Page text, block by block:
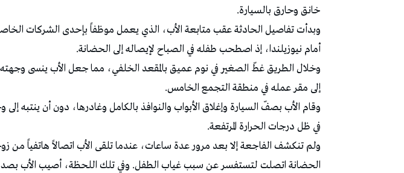
خانق وحارق بالسيارة.
وبدأت تفاصيل الحادثة عقب متابعة الأب، الذي يعمل موظفاً بإحدى الشركات الخاصة،
أمام نيوزيلندا، إذ اصطحب طفله في الصباح لإيصاله إلى الحضانة.
وخلال الطريق غطّ الصغير في نوم عميق بالمقعد الخلفي، مما جعل الأب ينسى وجهته
إلى مقر عمله في منطقة التجمع الخامس.
وقام الأب بصفّ السيارة وإغلاق الأبواب والنوافذ بالكامل وغادرها، دون أن ينتبه إلى
في ظل درجات الحرارة المرتفعة.
ولم تنكشف الفاجعة إلا بعد مرور عدة ساعات، عندما تلقى الأب اتصالاً هاتفياً من
الحضانة اتصلت لتستفسر عن سبب غياب الطفل. وفي تلك اللحظة، أصيب الأب